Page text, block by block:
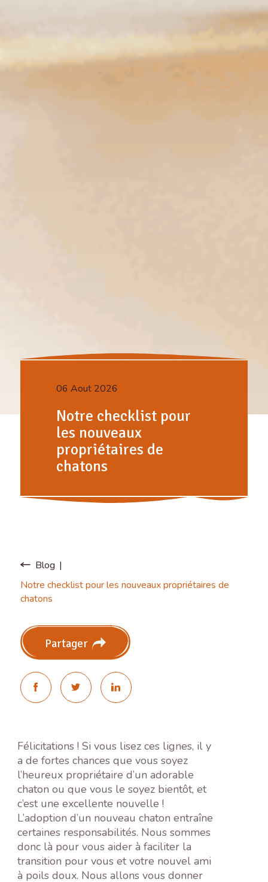
06 Aout 2026
Notre checklist pour
les nouveaux
propriétaires de
chatons
Blog
Notre checklist pour les nouveaux propriétaires de
chatons
Partager
Félicitations ! Si vous lisez ces lignes, il y
a de fortes chances que vous soyez
l’heureux propriétaire d’un adorable
chaton ou que vous le soyez bientôt, et
c’est une excellente nouvelle !
L’adoption d’un nouveau chaton entraîne
certaines responsabilités. Nous sommes
donc là pour vous aider à faciliter la
transition pour vous et votre nouvel ami
à poils doux. Nous allons vous donner